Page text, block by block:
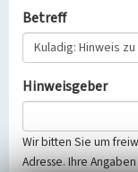
Betreff
Hinweisgeber
Wir bitten Sie um
Adresse. Ihre